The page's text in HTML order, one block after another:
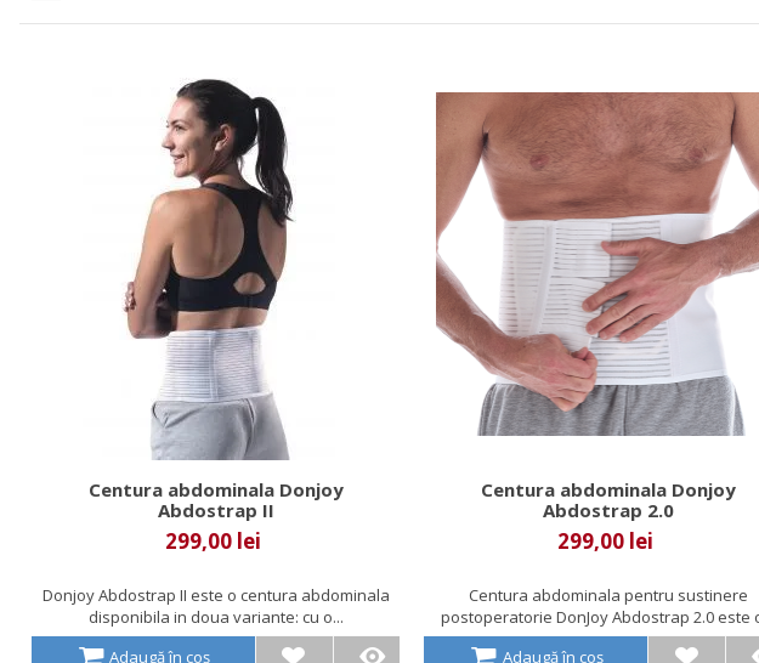
Centura abdominala Donjoy
Abdostrap II
299,00 lei
Donjoy Abdostrap II este o centura abdominala
disponibila in doua variante: cu o...
Adaugă în coș
Centura abdominala Donjoy
Abdostrap 2.0
299,00 lei
Centura abdominala pentru sustinere
postoperatorie DonJoy Abdostrap 2.0 este
Adaugă în coș